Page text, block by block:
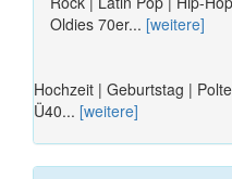
Oldies 70er... [weitere]
Hochzeit | Geburtstag |
Ü40... [weitere]